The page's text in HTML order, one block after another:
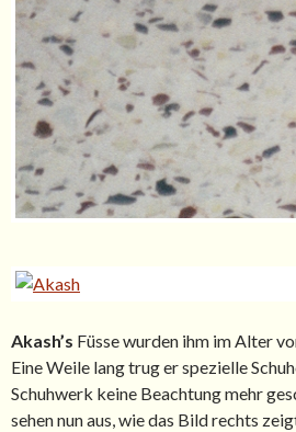
Akash’s Füsse wurden ihm im Alter
Eine Weile lang trug er spezielle
Schuhwerk keine Beachtung mehr
sehen nun aus, wie das Bild rechts